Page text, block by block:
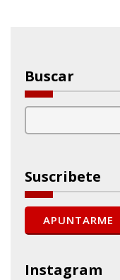
Buscar
Suscribete
Instagram